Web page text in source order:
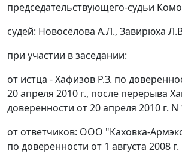
председательствующего-судьи
судей: Новосёлова А.Л., Завирюха
при участии в заседании:
от истца - Хафизов Р.З. по
20 апреля 2010 г., после перерыва
доверенности от 20 апреля 2010 г.
от ответчиков: ООО "Каховка-
по доверенности от 1 августа 2008